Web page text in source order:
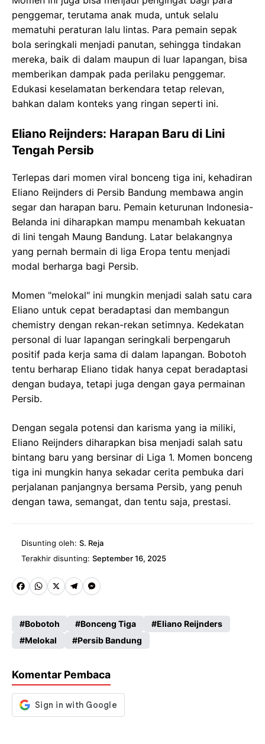
penggemar, terutama anak muda, untuk selalu
mematuhi peraturan lalu lintas. Para pemain sepak
bola seringkali menjadi panutan, sehingga tindakan
mereka, baik di dalam maupun di luar lapangan, bisa
memberikan dampak pada perilaku penggemar.
Edukasi keselamatan berkendara tetap relevan,
bahkan dalam konteks yang ringan seperti ini.
Eliano Reijnders: Harapan Baru di Lini
Tengah Persib
Terlepas dari momen viral bonceng tiga ini, kehadiran
Eliano Reijnders di Persib Bandung membawa angin
segar dan harapan baru. Pemain keturunan Indonesia-
Belanda ini diharapkan mampu menambah kekuatan
di lini tengah Maung Bandung. Latar belakangnya
yang pernah bermain di liga Eropa tentu menjadi
modal berharga bagi Persib.
Momen "melokal" ini mungkin menjadi salah satu cara
Eliano untuk cepat beradaptasi dan membangun
chemistry dengan rekan-rekan setimnya. Kedekatan
personal di luar lapangan seringkali berpengaruh
positif pada kerja sama di dalam lapangan. Bobotoh
tentu berharap Eliano tidak hanya cepat beradaptasi
dengan budaya, tetapi juga dengan gaya permainan
Persib.
Dengan segala potensi dan karisma yang ia miliki,
Eliano Reijnders diharapkan bisa menjadi salah satu
bintang baru yang bersinar di Liga 1. Momen bonceng
tiga ini mungkin hanya sekadar cerita pembuka dari
perjalanan panjangnya bersama Persib, yang penuh
dengan tawa, semangat, dan tentu saja, prestasi.
Disunting oleh: S. Reja
Terakhir disunting: September 16, 2025
Fa
b
o
k
W
ts
A
p
X
Te
gr
a
M
se
n
er
Bobotoh Bonceng Tiga
Eliano Reijnders
Melokal
Persib Bandung
Komentar Pembaca